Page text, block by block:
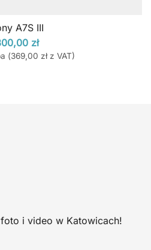
A7S III
zł
(369,00 złz VAT)
i video w Katowicach!